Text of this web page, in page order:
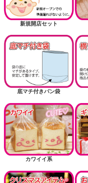
新規開店セット
底マチ付きパン袋
カワイイ系